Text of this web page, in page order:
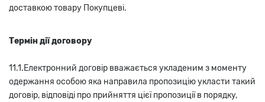
доставкою товару Покупцеві.
Термін дії договору
11.1.Електронний договір вважається укладеним з моменту
одержання особою яка направила пропозицію укласти такий
договір, відповіді про прийняття цієї пропозиції в порядку,